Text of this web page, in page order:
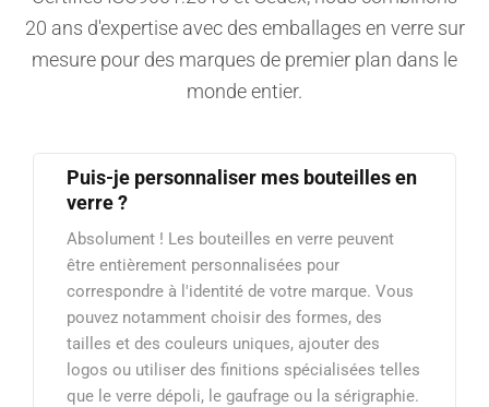
20 ans d'expertise avec des emballages en verre sur
mesure pour des marques de premier plan dans le
monde entier.
Puis-je personnaliser mes bouteilles en
verre ?
Absolument ! Les bouteilles en verre peuvent
être entièrement personnalisées pour
correspondre à l'identité de votre marque. Vous
pouvez notamment choisir des formes, des
tailles et des couleurs uniques, ajouter des
logos ou utiliser des finitions spécialisées telles
que le verre dépoli, le gaufrage ou la sérigraphie.